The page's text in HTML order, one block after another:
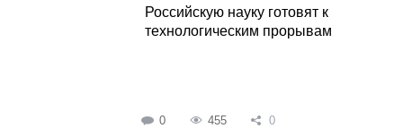
Российскую науку готовят к
технологическим прорывам
0 455 0